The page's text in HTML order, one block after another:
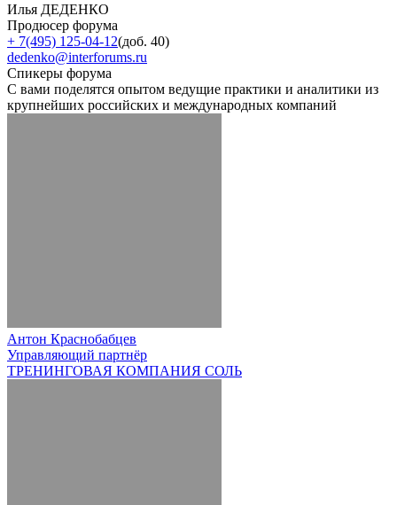
Илья ДЕДЕНКО
Продюсер форума
+ 7(495) 125-04-12(доб. 40)
dedenko@interforums.ru
Спикеры форума
С вами поделятся опытом ведущие практики и аналитики из
крупнейших российских и международных компаний
Антон Краснобабцев
Управляющий партнёр
ТРЕНИНГОВАЯ КОМПАНИЯ СОЛЬ